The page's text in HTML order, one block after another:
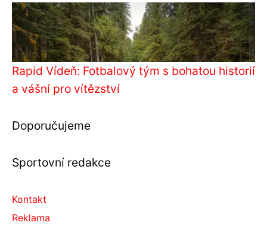
Rapid Vídeň: Fotbalový tým s bohatou historií
a vášní pro vítězství
Doporučujeme
Sportovní redakce
Kontakt
Reklama